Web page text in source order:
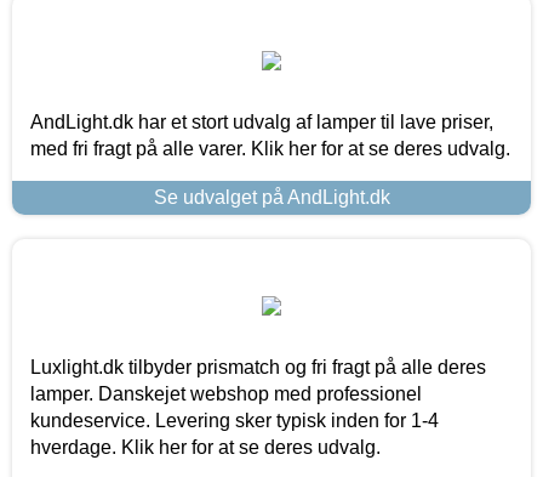
AndLight.dk har et stort udvalg af lamper til lave priser,
med fri fragt på alle varer. Klik her for at se deres udvalg.
Se udvalget på AndLight.dk
Luxlight.dk tilbyder prismatch og fri fragt på alle deres
lamper. Danskejet webshop med professionel
kundeservice. Levering sker typisk inden for 1-4
hverdage. Klik her for at se deres udvalg.